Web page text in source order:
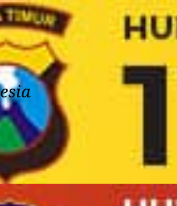
Artikel Member